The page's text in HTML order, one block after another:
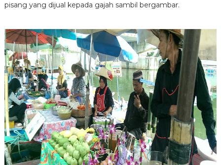
pisang yang dijual kepada gajah sambil bergambar.